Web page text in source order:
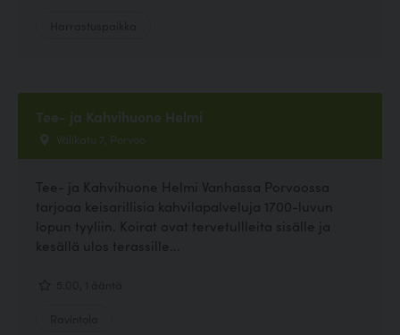
Tee- ja Kahvihuone Helmi
Välikatu 7, Porvoo
Tee- ja Kahvihuone Helmi Vanhassa Porvoossa
tarjoaa keisarillisia kahvilapalveluja 1700-luvun
lopun tyyliin. Koirat ovat tervetullleita sisälle ja
kesällä ulos terassille...